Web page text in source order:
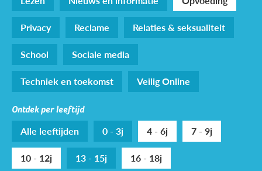
Privacy
Reclame
Relaties & seksualiteit
School
Sociale media
Techniek en toekomst
Veilig Online
Ontdek per leeftijd
Alle leeftijden 0 - 3j 4 - 6j
7 - 9j
10 - 12j
13 - 15j 16 - 18j